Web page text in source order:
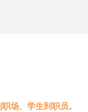
场、学生到职员。